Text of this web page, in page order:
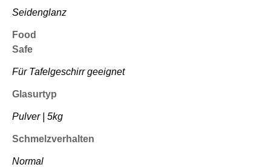
Seidenglanz
Food
Safe
Für Tafelgeschirr geeignet
Glasurtyp
Pulver | 5kg
Schmelzverhalten
Normal